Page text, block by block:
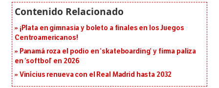
¡Plata en gimnasia y boleto a finales en los Juegos
Centroamericanos!
Panamá roza el podio en ‘skateboarding’ y firma paliza
en ‘softbol’ en 2026
Vinícius renueva con el Real Madrid hasta 2032